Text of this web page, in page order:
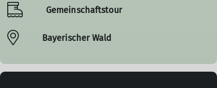
Gemeinschaftstour
Bayerischer Wald